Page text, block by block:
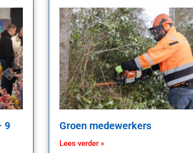
9
Groen medewerkers
Lees verder »